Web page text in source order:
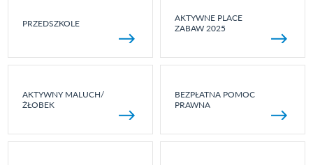
PRZEDSZKOLE
AKTYWNE PLACE
ZABAW 2025
AKTYWNY MALUCH/
ŻŁOBEK
BEZPŁATNA POMOC
PRAWNA